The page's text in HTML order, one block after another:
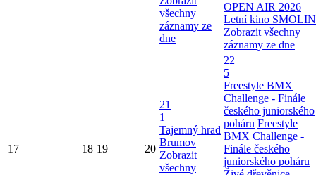
všechny
záznamy ze
dne
OPEN AIR 2026
Letní kino
Zobrazit všechny
záznamy ze dne
17 18 19 20
21
1
Tajemný hrad
Brumov
Zobrazit
všechny
22
5
Freestyle BMX
Challenge - Finále
českého juniorského
poháru Freestyle
BMX Challenge -
Finále českého
juniorského poháru